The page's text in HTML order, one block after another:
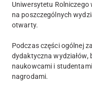
Uniwersytetu
na poszczególnych
otwarty.
Podczas części ogólnej
dydaktyczna wydziałów,
naukowcami i
nagrodami.